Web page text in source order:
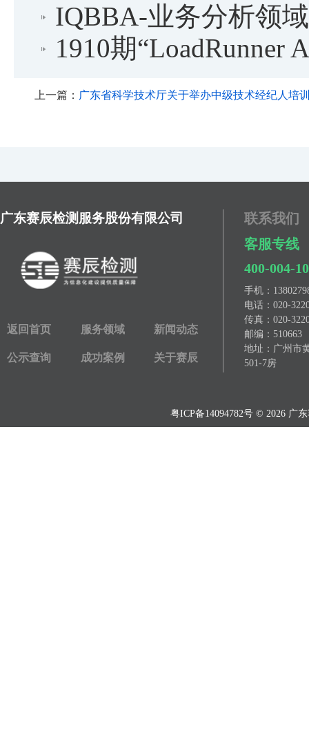
IQBBA-业务分析领
1910期“LoadRunner
上一篇： 广东省科学技术厅关于举办中级技术经纪人培
广东赛辰检测服务股份有限公司
返回首页 服务领域 新闻动态
公示查询 成功案例 关于赛辰
联系我们
客服专线
400-004-
手机：
电话：020-
传真：020-
邮编：510663
地址：广州市
501-7房
粤ICP备14094782号 © 2026 广